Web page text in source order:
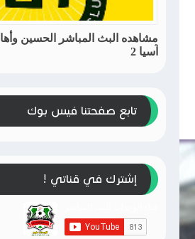
مشاهده البث المباشر الحسين
آسيا 2
تابع صفحتنا فيس بوك
إشترك في قناتي !